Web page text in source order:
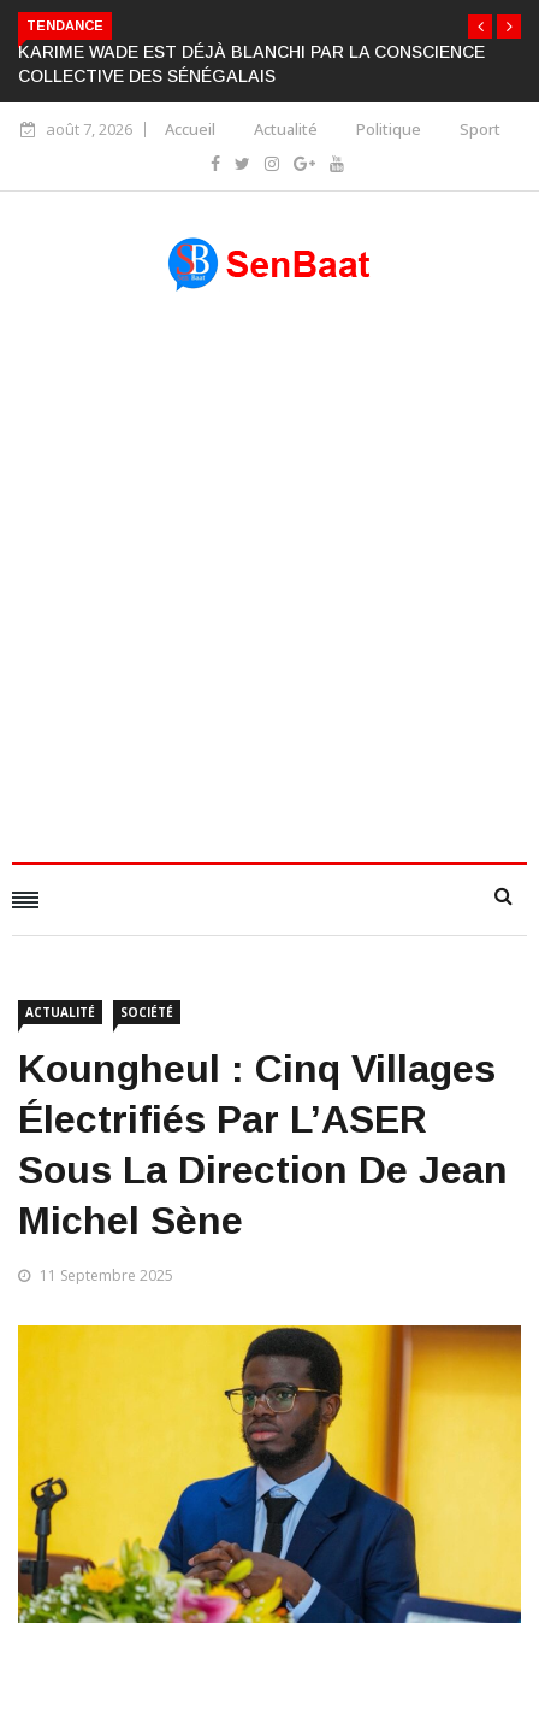
TENDANCE
KARIME WADE EST DÉJÀ BLANCHI PAR LA CONSCIENCE
COLLECTIVE DES SÉNÉGALAIS
août 7, 2026 Accueil Actualité Politique Sport
ACTUALITÉ SOCIÉTÉ
Koungheul : Cinq Villages
Électrifiés Par L’ASER
Sous La Direction De Jean
Michel Sène
11 Septembre 2025